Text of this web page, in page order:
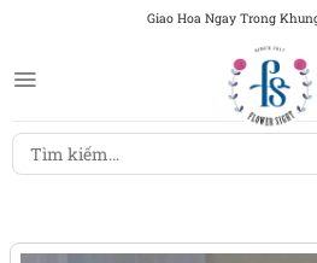
dung
Giao Hoa Ngay Trong
Tìm
kiếm: